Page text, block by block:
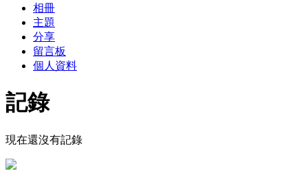
相冊
主題
分享
留言板
個人資料
記錄
現在還沒有記錄